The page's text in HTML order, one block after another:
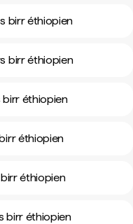
birr éthiopien
birr éthiopien
birr éthiopien
éthiopien
birr éthiopien
birr éthiopien